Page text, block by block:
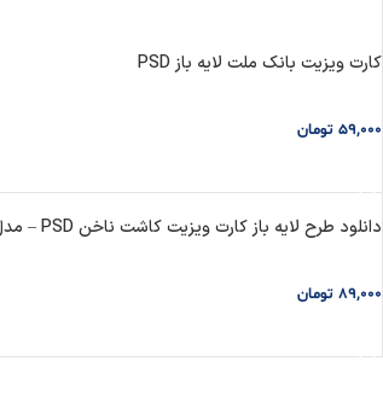
کارت ویزیت بانک ملت لایه باز PSD
59,000 تومان
دانلود طرح لایه باز کارت ویزیت کاشت ناخن PSD – مدل نیلو
89,000 تومان